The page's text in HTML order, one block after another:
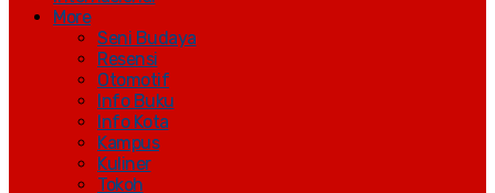
More
Seni Budaya
Resensi
Otomotif
Info Buku
Info Kota
Kampus
Kuliner
Tokoh